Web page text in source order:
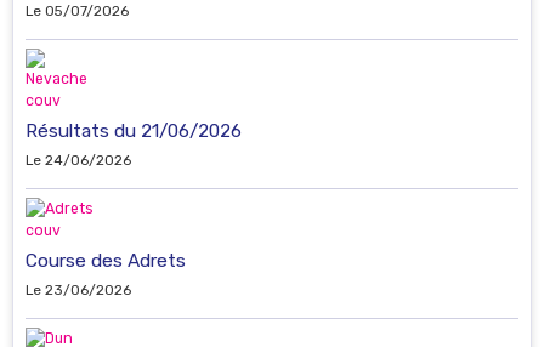
Résultats du 21/06/2026
Le 24/06/2026
Course des Adrets
Le 23/06/2026